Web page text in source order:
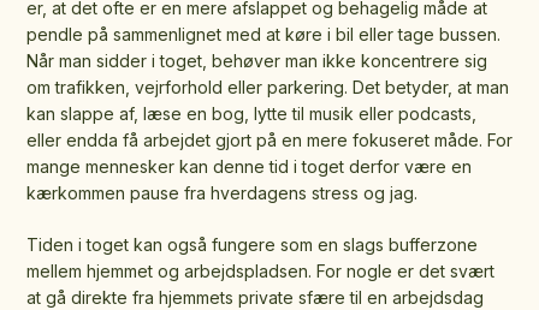
er, at det ofte er en mere afslappet og behagelig måde at
pendle på sammenlignet med at køre i bil eller tage bussen.
Når man sidder i toget, behøver man ikke koncentrere sig
om trafikken, vejrforhold eller parkering. Det betyder, at man
kan slappe af, læse en bog, lytte til musik eller podcasts,
eller endda få arbejdet gjort på en mere fokuseret måde. For
mange mennesker kan denne tid i toget derfor være en
kærkommen pause fra hverdagens stress og jag.
Tiden i toget kan også fungere som en slags bufferzone
mellem hjemmet og arbejdspladsen. For nogle er det svært
at gå direkte fra hjemmets private sfære til en arbejdsdag